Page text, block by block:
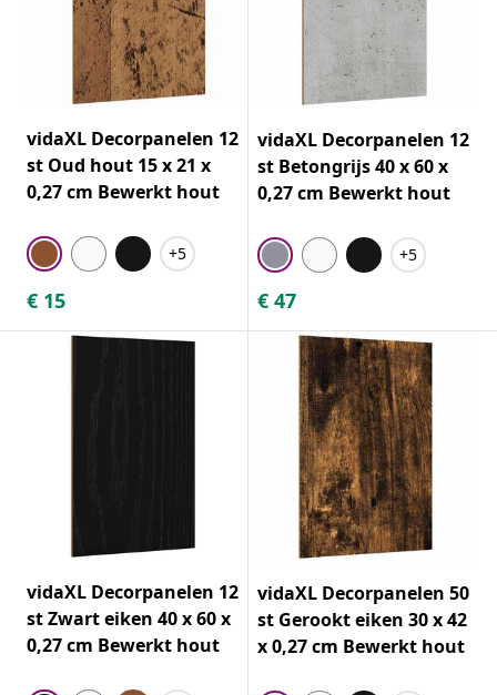
vidaXL Decorpanelen 12
st Oud hout 15 x 21 x
0,27 cm Bewerkt hout
+5
€ 15
vidaXL Decorpanelen 12
st Betongrijs 40 x 60 x
0,27 cm Bewerkt hout
+5
€ 47
vidaXL Decorpanelen 12
st Zwart eiken 40 x 60 x
0,27 cm Bewerkt hout
vidaXL Decorpanelen 50
st Gerookt eiken 30 x 42
x 0,27 cm Bewerkt hout